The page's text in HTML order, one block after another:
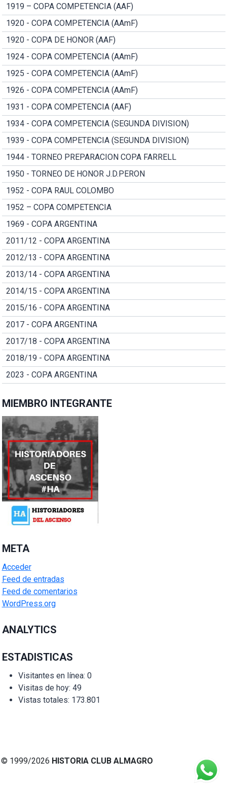
1919 – COPA COMPETENCIA (AAF)
1920 - COPA COMPETENCIA (AAmF)
1920 - COPA DE HONOR (AAF)
1924 - COPA COMPETENCIA (AAmF)
1925 - COPA COMPETENCIA (AAmF)
1926 - COPA COMPETENCIA (AAmF)
1931 - COPA COMPETENCIA (AAF)
1934 - COPA COMPETENCIA (SEGUNDA DIVISION)
1939 - COPA COMPETENCIA (SEGUNDA DIVISION)
1944 - TORNEO PREPARACION COPA FARRELL
1950 - TORNEO DE HONOR J.D.PERON
1952 - COPA RAUL COLOMBO
1952 – COPA COMPETENCIA
1969 - COPA ARGENTINA
2011/12 - COPA ARGENTINA
2012/13 - COPA ARGENTINA
2013/14 - COPA ARGENTINA
2014/15 - COPA ARGENTINA
2015/16 - COPA ARGENTINA
2017 - COPA ARGENTINA
2017/18 - COPA ARGENTINA
2018/19 - COPA ARGENTINA
2023 - COPA ARGENTINA
MIEMBRO INTEGRANTE
META
Acceder
Feed de entradas
Feed de comentarios
WordPress.org
ANALYTICS
ESTADISTICAS
Visitantes en línea: 0
Visitas de hoy: 49
Vistas totales: 173.801
© 1999/2026 HISTORIA CLUB ALMAGRO